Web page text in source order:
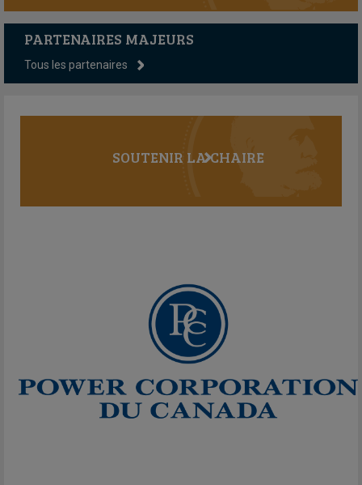
PARTENAIRES MAJEURS
Tous les partenaires
SOUTENIR LA CHAIRE